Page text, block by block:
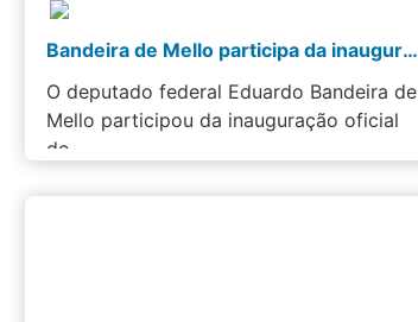
Bandeira de Mello participa da inauguração do Viaduto Roberto Mattos Costa em São João de…
O deputado federal Eduardo Bandeira de
Mello participou da inauguração oficial
do…